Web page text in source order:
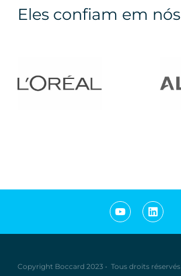
Eles confiam em nós
Copyright Boccard 2023 • Tous droits réservés